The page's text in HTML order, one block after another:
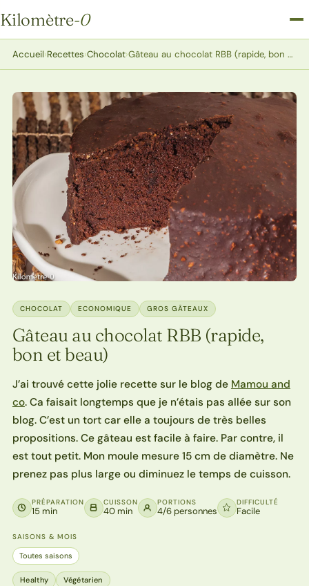
Kilomètre-0
Kilomètre-0
Accueil›Recettes›Chocolat› Gâteau au chocolat RBB (rapide, bon et beau)
CHOCOLAT ECONOMIQUE GROS GÂTEAUX
Gâteau au chocolat RBB (rapide,
bon et beau)
J’ai trouvé cette jolie recette sur le blog de Mamou and
co. Ca faisait longtemps que je n’étais pas allée sur son
blog. C’est un tort car elle a toujours de très belles
propositions. Ce gâteau est facile à faire. Par contre, il
est tout petit. Mon moule mesure 15 cm de diamètre. Ne
prenez pas plus large ou diminuez le temps de cuisson.
PRÉPARATION
15 min
CUISSON
40 min
PORTIONS
4/6 personnes
DIFFICULTÉ
Facile
SAISONS & MOIS
Toutes saisons
Healthy Végétarien